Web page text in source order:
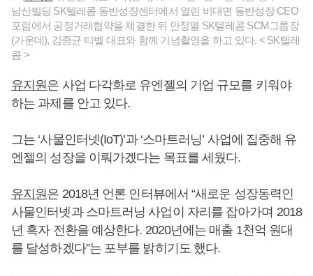
남산빌딩 SK텔레콤 동반성장센터에서 열린 비대면 동반성장 CEO
포럼에서 공정거래협약을 체결한 뒤 안정열 SK텔레콤 SCM그룹장
(가운데), 김종균 티벨 대표와 함께 기념촬영을 하고 있다. < SK텔레
콤 >
유지원은 사업 다각화로 유엔젤의 기업 규모를 키워야
하는 과제를 안고 있다.
그는 ‘사물인터넷(IoT)’과 ‘스마트러닝’ 사업에 집중해 유
엔젤의 성장을 이뤄가겠다는 목표를 세웠다.
유지원은 2018년 언론 인터뷰에서 “새로운 성장동력인
사물인터넷과 스마트러닝 사업이 자리를 잡아가며 2018
년 흑자 전환을 예상한다. 2020년에는 매출 1천억 원대
를 달성하겠다”는 포부를 밝히기도 했다.